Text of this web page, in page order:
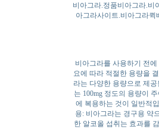
비아그라.정품비아그라.비
아그라사이트.비아그라퀵
비아그라를 사용하기 전
요에 따라 적절한 용량을
라는 다양한 용량으로 제
는 100mg 정도의 용량이
에 복용하는 것이 일반적
용: 비아그라는 경구용 약
한 알코올 섭취는 효과를